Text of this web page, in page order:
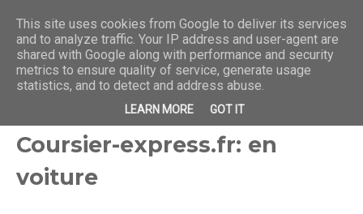
Coursier-express.fr: en
voiture
This site uses cookies from Google to deliver its services
and to analyze traffic. Your IP address and user-agent are
shared with Google along with performance and security
metrics to ensure quality of service, generate usage
statistics, and to detect and address abuse.
LEARN MORE GOT IT